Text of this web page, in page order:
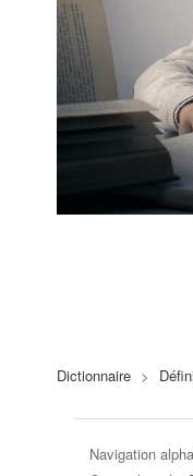
Dictionnaire >
Navigation